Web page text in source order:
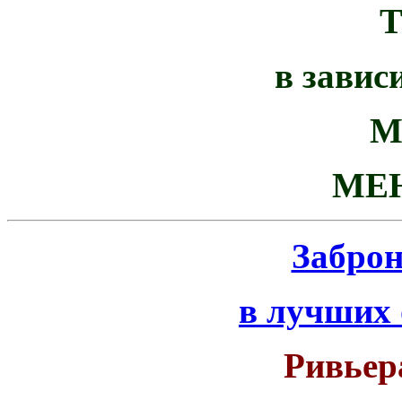
в
в лучших